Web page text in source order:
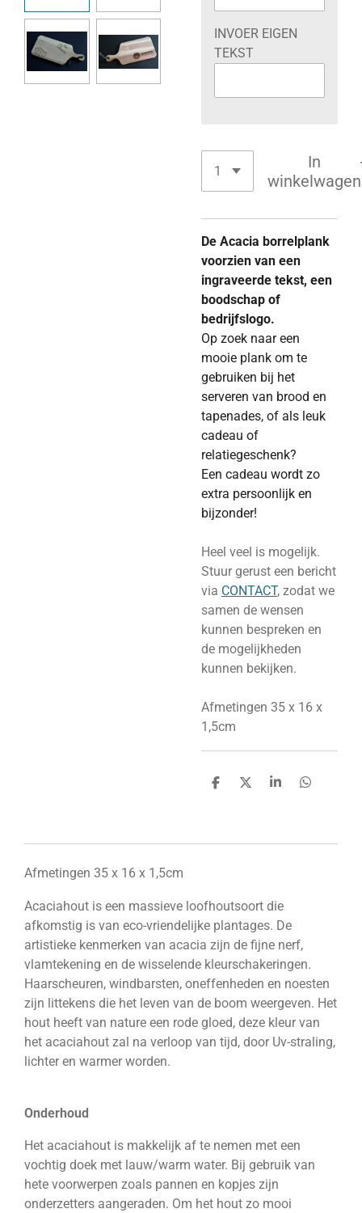
INVOER EIGEN
TEKST
In
winkelwagen
De Acacia borrelplank
voorzien van een
ingraveerde tekst, een
boodschap of
bedrijfslogo.
Op zoek naar een
mooie plank om te
gebruiken bij het
serveren van brood en
tapenades, of als leuk
cadeau of
relatiegeschenk?
Een cadeau wordt zo
extra persoonlijk en
bijzonder!
Heel veel is mogelijk.
Stuur gerust een bericht
via CONTACT, zodat we
samen de wensen
kunnen bespreken en
de mogelijkheden
kunnen bekijken.
Afmetingen 35 x 16 x
1,5cm
D
n
D
S
e
D
n
Afmetingen 35 x 16 x 1,5cm
Acaciahout is een massieve loofhoutsoort die
afkomstig is van eco-vriendelijke plantages. De
artistieke kenmerken van acacia zijn de fijne nerf,
vlamtekening en de wisselende kleurschakeringen.
Haarscheuren, windbarsten, oneffenheden en noesten
zijn littekens die het leven van de boom weergeven. Het
hout heeft van nature een rode gloed, deze kleur van
het acaciahout zal na verloop van tijd, door Uv-straling,
lichter en warmer worden.
Onderhoud
Het acaciahout is makkelijk af te nemen met een
vochtig doek met lauw/warm water. Bij gebruik van
hete voorwerpen zoals pannen en kopjes zijn
onderzetters aangeraden. Om het hout zo mooi